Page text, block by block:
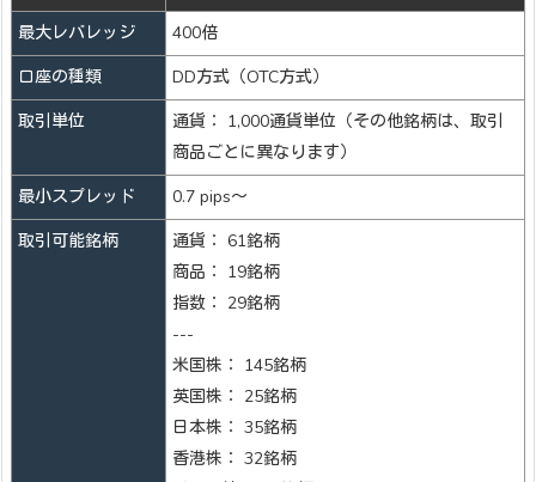
最大レバレッジ
400倍
口座の種類
DD方式（OTC方式）
取引単位
通貨： 1,000通貨単位（その他銘柄は、取引
商品ごとに異なります）
最小スプレッド
0.7 pips～
取引可能銘柄
通貨： 61銘柄
商品： 19銘柄
指数： 29銘柄
---
米国株： 145銘柄
英国株： 25銘柄
日本株： 35銘柄
香港株： 32銘柄